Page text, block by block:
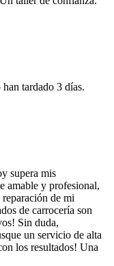
tardado 3 días.
supera mis
amable y profesional,
de mi
de carrocería son
Sin duda,
un servicio de alta
los resultados! Una